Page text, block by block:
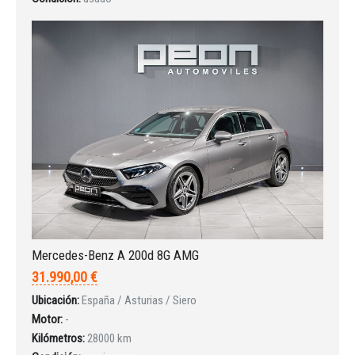
Iniciar sesión
Mercedes-Benz A 200d 8G AMG
31.990,00 €
Ubicación:España / Asturias / Siero
Motor: -
Kilómetros:28000 km